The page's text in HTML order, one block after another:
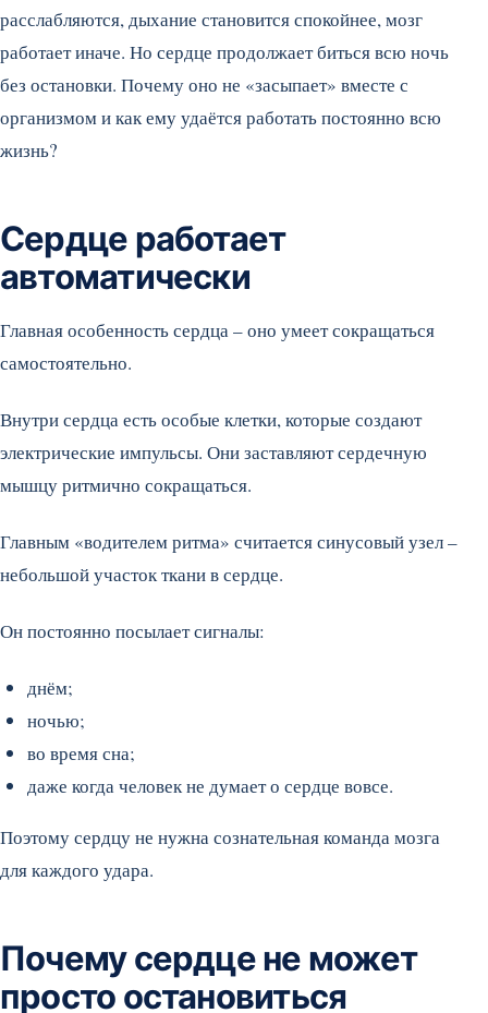
расслабляются, дыхание становится спокойнее, мозг
работает иначе. Но сердце продолжает биться всю ночь
без остановки. Почему оно не «засыпает» вместе с
организмом и как ему удаётся работать постоянно всю
жизнь?
Сердце работает
автоматически
Главная особенность сердца – оно умеет сокращаться
самостоятельно.
Внутри сердца есть особые клетки, которые создают
электрические импульсы. Они заставляют сердечную
мышцу ритмично сокращаться.
Главным «водителем ритма» считается синусовый узел –
небольшой участок ткани в сердце.
Он постоянно посылает сигналы:
днём;
ночью;
во время сна;
даже когда человек не думает о сердце вовсе.
Поэтому сердцу не нужна сознательная команда мозга
для каждого удара.
Почему сердце не может
просто остановиться